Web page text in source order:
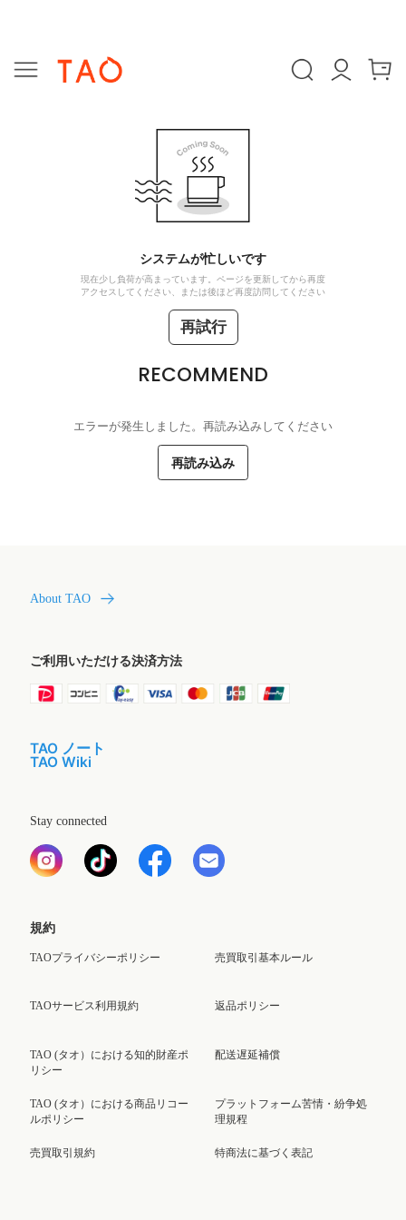
システムが忙しいです
現在少し負荷が高まっています。ページを更新してから再度
アクセスしてください、または後ほど再度訪問してください
再試行
RECOMMEND
エラーが発生しました。再読み込みしてください
再読み込み
About TAO
ご利用いただける決済方法
TAO ノート
TAO Wiki
Stay connected
規約
TAOプライバシーポリシー
TAOサービス利用規約
TAO (タオ）における知的財産ポ
リシー
TAO (タオ）における商品リコー
ルポリシー
売買取引規約
売買取引基本ルール
返品ポリシー
配送遅延補償
プラットフォーム苦情・紛争処
理規程
特商法に基づく表記